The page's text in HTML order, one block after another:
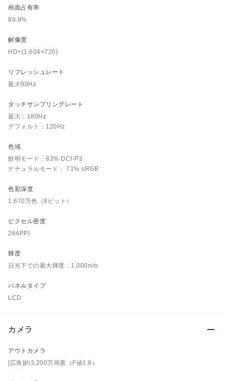
画面占有率
89.9%
解像度
HD+(1,604×720)
リフレッシュレート
最大90Hz
タッチサンプリングレート
最大：180Hz
デフォルト：120Hz
色域
鮮明モード：83% DCI-P3
ナチュラルモード： 71% sRGB
色彩深度
1,670万色（8ビット）
ピクセル密度
264PPI
輝度
日光下での最大輝度：1,000nits
パネルタイプ
LCD
カメラ
アウトカメラ
[広角]約3,200万画素（F値1.8）